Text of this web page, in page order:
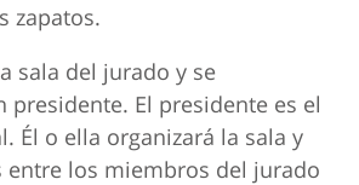
zapatos.
sala del jurado y se
presidente. El presidente es el
Él o ella organizará la sala y
entre los miembros del jurado